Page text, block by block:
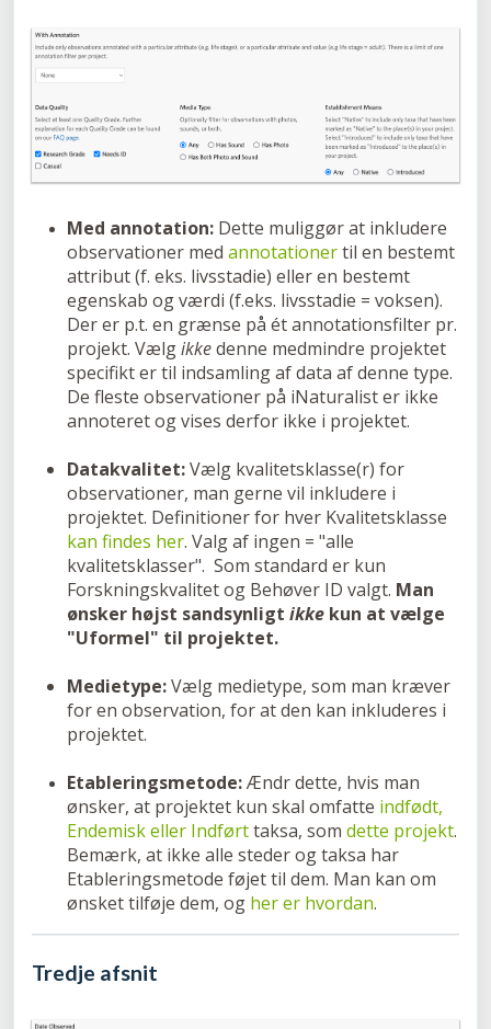
Med annotation: Dette muliggør at inkludere
observationer med annotationertil en bestemt
attribut (f. eks. livsstadie) eller en bestemt
egenskab og værdi (f.eks. livsstadie = voksen).
Der er p.t. en grænse på ét annotationsfilter pr.
projekt. Vælgikkedenne medmindre projektet
specifikt er til indsamling af data af denne type.
De fleste observationer på iNaturalist er ikke
annoteret og vises derfor ikke i projektet.
Datakvalitet:Vælg kvalitetsklasse(r) for
observationer, man gerne vil inkludere i
projektet. Definitioner for hver Kvalitetsklasse
kan findes her. Valg af ingen = "alle
kvalitetsklasser". Som standard er kun
Forskningskvalitet og Behøver ID valgt. Man
ønsker højst sandsynligt ikke kun at vælge
"Uformel" til projektet.
Medietype:Vælg medietype, som man kræver
for en observation, for at den kan inkluderes i
projektet.
Etableringsmetode:Ændr dette, hvis man
ønsker, at projektet kun skal omfatte indfødt,
Endemisk eller Indførttaksa, som dette projekt.
Bemærk, at ikke alle steder og taksa har
Etableringsmetode føjet til dem. Man kan om
ønsket tilføje dem, og her er hvordan.
Tredje afsnit